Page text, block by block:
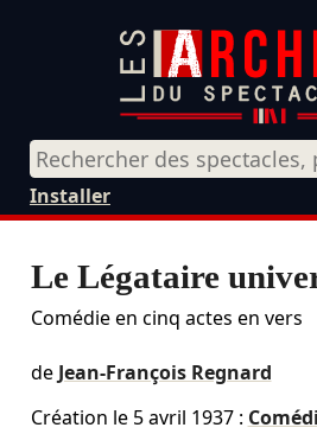
Installer
Le Légataire
Comédie en cinq actes en vers
de Jean-François Regnard
Création le 5 avril 1937: